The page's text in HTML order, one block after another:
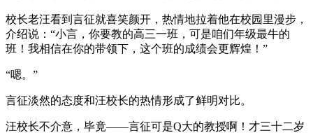
校长老汪看到言征就喜笑颜开，热情地拉着他在校园里漫步，
介绍说：“小言，你要教的高三一班，可是咱们年级最牛的
班！我相信在你的带领下，这个班的成绩会更辉煌！”
“嗯。”
言征淡然的态度和汪校长的热情形成了鲜明对比。
汪校长不介意，毕竟——言征可是Q大的教授啊！才三十二岁